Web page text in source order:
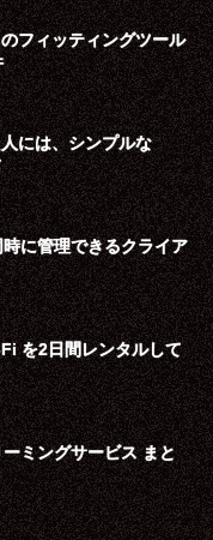
フィッティングツール
には、シンプルな
に管理できるクライア
を2日間レンタルして
ミングサービス まと